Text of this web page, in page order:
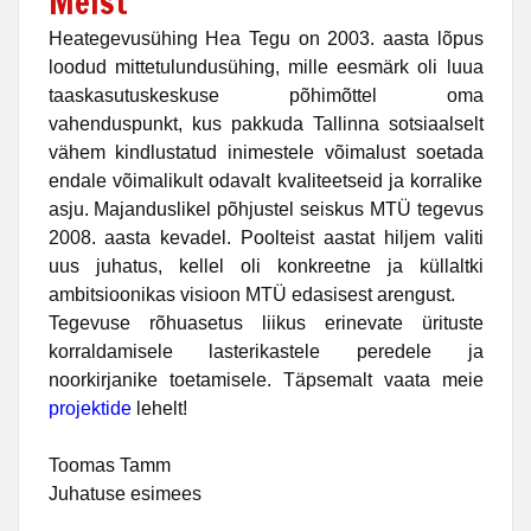
Heategevusühing Hea Tegu on 2003. aasta lõpus
loodud mittetulundusühing, mille eesmärk oli luua
taaskasutuskeskuse põhimõttel oma
vahenduspunkt, kus pakkuda Tallinna sotsiaalselt
vähem kindlustatud inimestele võimalust soetada
endale võimalikult odavalt kvaliteetseid ja korralike
asju. Majanduslikel põhjustel seiskus MTÜ tegevus
2008. aasta kevadel. Poolteist aastat hiljem valiti
uus juhatus, kellel oli konkreetne ja küllaltki
ambitsioonikas visioon MTÜ edasisest arengust.
Tegevuse rõhuasetus liikus erinevate ürituste
korraldamisele lasterikastele peredele ja
noorkirjanike toetamisele. Täpsemalt vaata meie
projektidelehelt!
Toomas Tamm
Juhatuse esimees